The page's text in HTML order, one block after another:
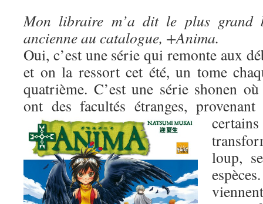
Mon libraire m’a dit le plus grand
ancienne au catalogue, +Anima.
Oui, c’est une série qui remonte aux
et on la ressort cet été, un tome
quatrième. C’est une série shonen
ont des facultés étranges,
loup,